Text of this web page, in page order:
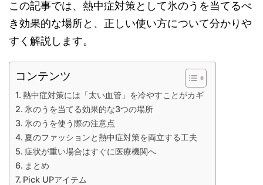
この記事では、熱中症対策として氷のうを当てるべ
き効果的な場所と、正しい使い方について分かりや
すく解説します。
コンテンツ
熱中症対策には「太い血管」を冷やすことがカギ
氷のうを当てる効果的な3つの場所
氷のうを使う際の注意点
夏のファッションと熱中症対策を両立する工夫
症状が重い場合はすぐに医療機関へ
まとめ
Pick UPアイテム